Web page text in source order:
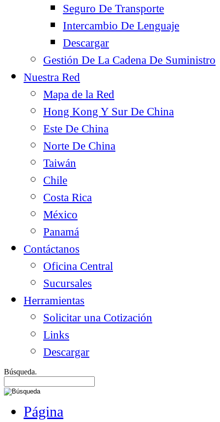
Seguro De Transporte
Intercambio De Lenguaje
Descargar
Gestión De La Cadena De Suministro
Nuestra Red
Mapa de la Red
Hong Kong Y Sur De China
Este De China
Norte De China
Taiwán
Chile
Costa Rica
México
Panamá
Contáctanos
Oficina Central
Sucursales
Herramientas
Solicitar una Cotización
Links
Descargar
Búsqueda.
Página